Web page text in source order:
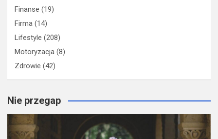
Finanse (19)
Firma (14)
Lifestyle (208)
Motoryzacja (8)
Zdrowie (42)
Nie przegap